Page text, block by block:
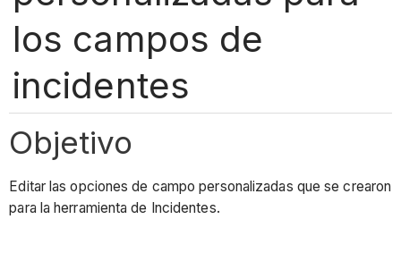
los campos de
incidentes
Objetivo
Editar las opciones de campo personalizadas que se crearon
para la herramienta de Incidentes.